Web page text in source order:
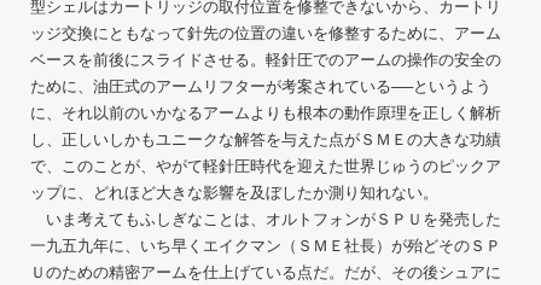
型シェルはカートリッジの取付位置を修整できないから、カートリ
ッジ交換にともなって針先の位置の違いを修整するために、アーム
ベースを前後にスライドさせる。軽針圧でのアームの操作の安全の
ために、油圧式のアームリフターが考案されている──というよう
に、それ以前のいかなるアームよりも根本の動作原理を正しく解析
し、正しいしかもユニークな解答を与えた点がＳＭＥの大きな功績
で、このことが、やがて軽針圧時代を迎えた世界じゅうのピックア
ップに、どれほど大きな影響を及ぼしたか測り知れない。
いま考えてもふしぎなことは、オルトフォンがＳＰＵを発売した
一九五九年に、いち早くエイクマン（ＳＭＥ社長）が殆どそのＳＰ
Ｕのための精密アームを仕上げている点だ。だが、その後シュアに